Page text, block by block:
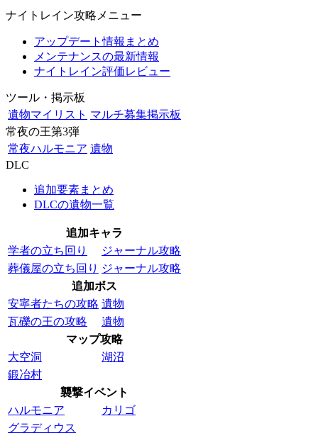
ナイトレイン攻略メニュー
アップデート情報まとめ
メンテナンスの最新情報
ナイトレイン評価レビュー
ツール・掲示板
遺物マイリスト マルチ募集掲示板
常夜の王第3弾
常夜ハルモニア 遺物
DLC
追加要素まとめ
DLCの遺物一覧
追加キャラ
学者の立ち回り
ジャーナル攻略
葬儀屋の立ち回り ジャーナル攻略
追加ボス
安寧者たちの攻略 遺物
瓦礫の王の攻略
遺物
マップ攻略
大空洞
湖沼
鍛冶村
襲撃イベント
ハルモニア
カリゴ
グラディウス